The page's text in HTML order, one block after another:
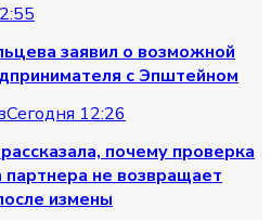
заявил о возможной
с Эпштейном
Сегодня 12:26
почему проверка
не возвращает
измены